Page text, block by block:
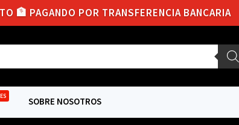
🏦 PAGANDO POR TRANSFERENCIA BANCARIA
SOBRE NOSOTROS